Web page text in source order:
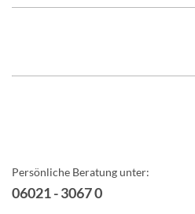
Persönliche Beratung unter:
06021 - 3067 0